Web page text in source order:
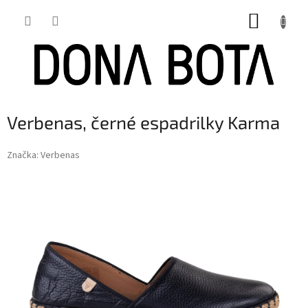
Verbenas, černé espadrilky Karma
Značka: Verbenas